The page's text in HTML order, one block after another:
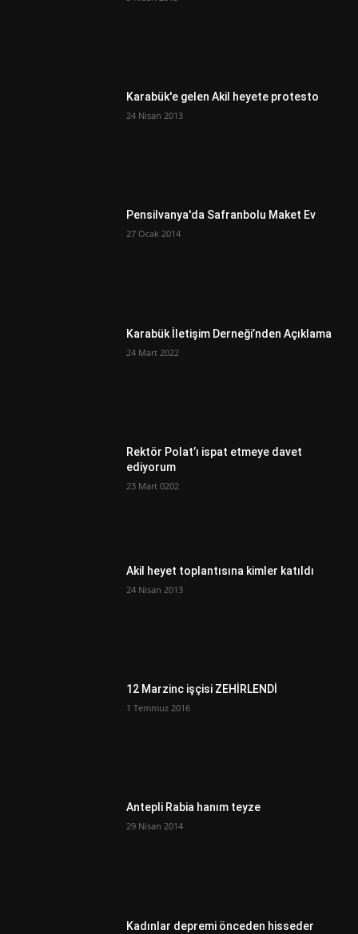
Karabük'e gelen Akil heyete protesto
24 Nisan 2013
Pensilvanya'da Safranbolu Maket Ev
27 Ocak 2014
Karabük İletişim Derneği’nden Açıklama
24 Mart 2022
Rektör Polat’ı ispat etmeye davet
ediyorum
23 Mart 0202
Akil heyet toplantısına kimler katıldı
24 Nisan 2013
12 Marzinc işçisi ZEHİRLENDİ
1 Temmuz 2016
Antepli Rabia hanım teyze
29 Nisan 2014
Kadınlar depremi önceden hisseder